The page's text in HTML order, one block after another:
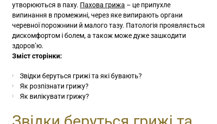
утворюються в паху. Пахова грижа – це припухле
випинання в промежині, через яке випирають органи
черевної порожнини й малого тазу. Патологія проявляється
дискомфортом і болем, а також може дуже зашкодити
здоров’ю.
Зміст сторінки:
Звідки беруться грижі та які бувають?
Як розпізнати грижу?
Як вилікувати грижу?